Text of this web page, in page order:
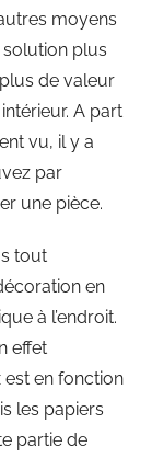
moyens
solution plus
de valeur
A part
vu, il y a
par
une pièce.
tout
en
à l’endroit.
effet
est en fonction
les papiers
partie de